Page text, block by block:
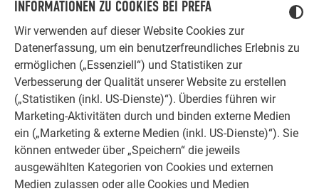
INFORMATIONEN ZU COOKIES BEI PREFA
Wir verwenden auf dieser Website Cookies zur
Datenerfassung, um ein benutzerfreundliches Erlebnis zu
ermöglichen („Essenziell“) und Statistiken zur
Verbesserung der Qualität unserer Website zu erstellen
(„Statistiken (inkl. US-Dienste)“). Überdies führen wir
Marketing-Aktivitäten durch und binden externe Medien
ein („Marketing & externe Medien (inkl. US-Dienste)“). Sie
können entweder über „Speichern“ die jeweils
ausgewählten Kategorien von Cookies und externen
Medien zulassen oder alle Cookies und Medien
ERFAHRUNGSBERICHTE
ZUFRIEDENE KUNDEN
Ob Bauherr, Sanierer, Verarbeiter oder
Architekt - die Zufriedenheit all
unserer Kunden liegt uns am Herzen.
Deshalb versuchen wir als PREFA in
allen Phasen Ihres Projektes als